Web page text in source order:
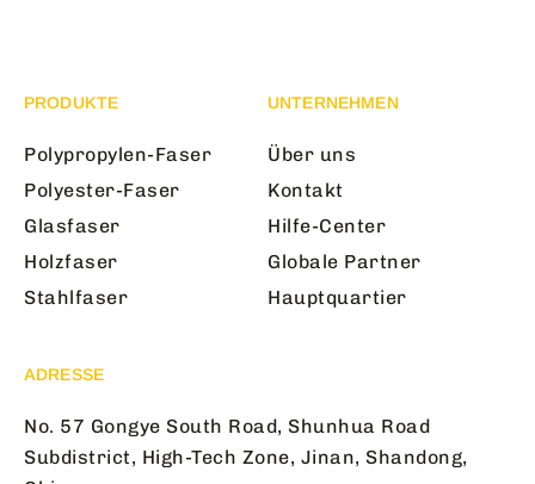
PRODUKTE
Polypropylen-Faser
Polyester-Faser
Glasfaser
Holzfaser
Stahlfaser
UNTERNEHMEN
Über uns
Kontakt
Hilfe-Center
Globale Partner
Hauptquartier
ADRESSE
No. 57 Gongye South Road, Shunhua Road
Subdistrict, High-Tech Zone, Jinan, Shandong,